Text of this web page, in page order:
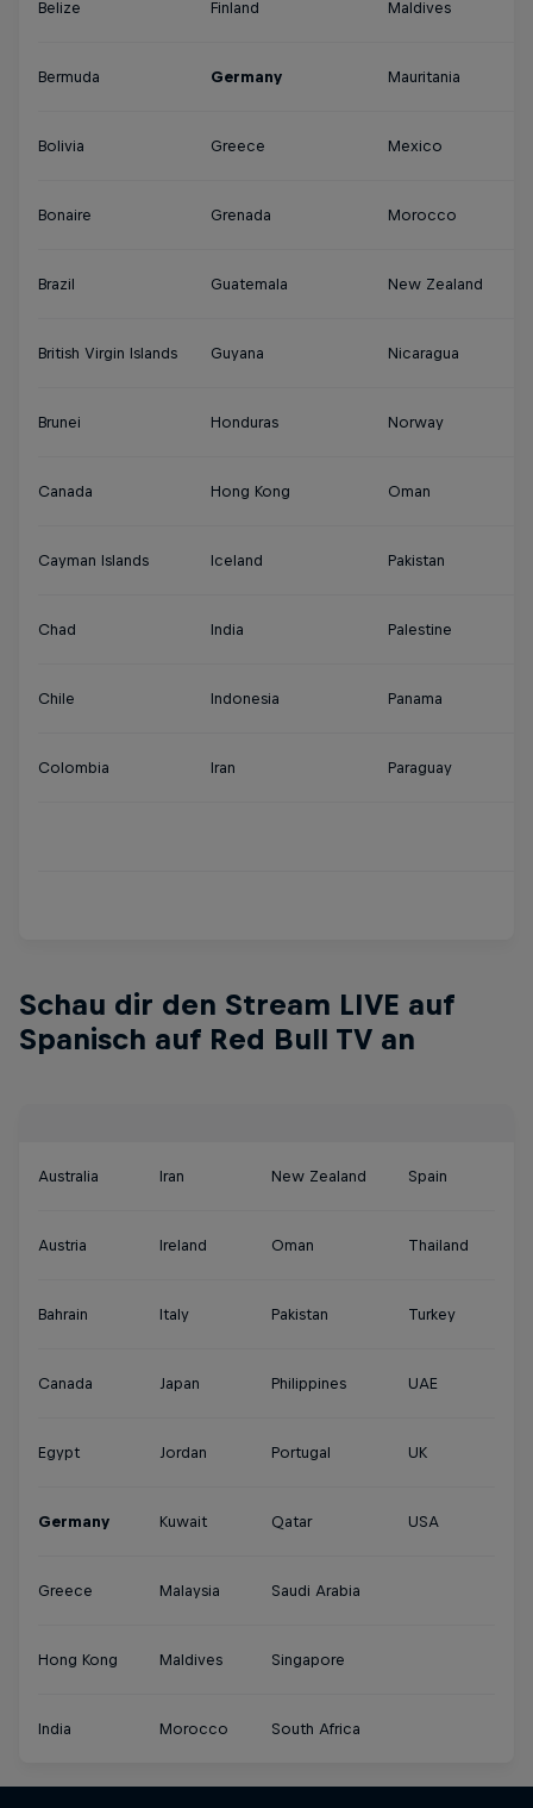
Belize Finland Maldives
Bermuda Germany Mauritania
Bolivia Greece Mexico
Bonaire Grenada Morocco
Brazil Guatemala New Zealand
British Virgin Islands Guyana Nicaragua
Brunei Honduras Norway
Canada Hong Kong Oman
Cayman Islands Iceland Pakistan
Chad India Palestine
Chile Indonesia Panama
Colombia Iran Paraguay
Schau dir den Stream LIVE auf
Spanisch auf Red Bull TV an
Australia Iran New Zealand Spain
Austria Ireland Oman Thailand
Bahrain Italy Pakistan Turkey
Canada Japan Philippines UAE
Egypt Jordan Portugal UK
Germany Kuwait Qatar USA
Greece Malaysia Saudi Arabia
Hong Kong Maldives Singapore
India Morocco South Africa